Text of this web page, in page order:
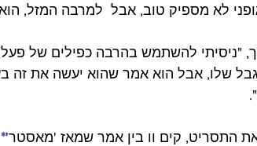
לא מספיק טוב, אבל  למרבה המזל,
"ניסיתי להשתמש בהרבה כפילים של
שלו, אבל הוא אמר שהוא יעשה את זה
התסריט, קים וו בין אמר שמאז 'מאסטר'*